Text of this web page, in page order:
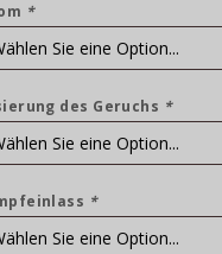
*
des Geruchs *
*